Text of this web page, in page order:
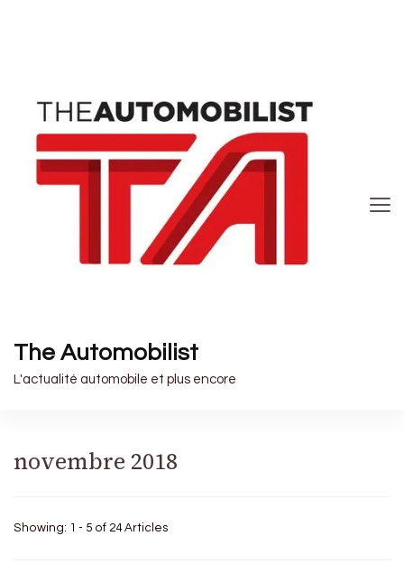
The Automobilist
L'actualité automobile et plus encore
novembre 2018
Showing: 1 - 5 of 24 Articles